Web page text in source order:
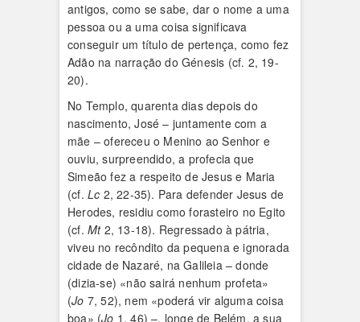
antigos, como se sabe, dar o nome a uma
pessoa ou a uma coisa significava
conseguir um título de pertença, como fez
Adão na narração do Génesis (cf. 2, 19-
20).
No Templo, quarenta dias depois do
nascimento, José – juntamente com a
mãe – ofereceu o Menino ao Senhor e
ouviu, surpreendido, a profecia que
Simeão fez a respeito de Jesus e Maria
(cf. Lc 2, 22-35). Para defender Jesus de
Herodes, residiu como forasteiro no Egito
(cf. Mt2, 13-18). Regressado à pátria,
viveu no recôndito da pequena e ignorada
cidade de Nazaré, na Galileia – donde
(dizia-se) «não sairá nenhum profeta»
(Jo 7, 52), nem «poderá vir alguma coisa
boa» (Jo 1, 46) –, longe de Belém, a sua